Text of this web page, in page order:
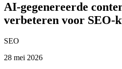
AI-gegenereerde
verbeteren voor SEO-
SEO
28 mei 2026